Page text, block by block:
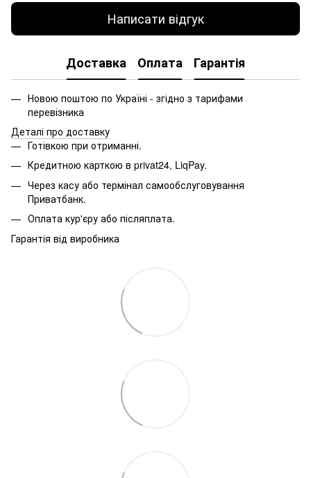
Написати відгук
Доставка Оплата Гарантія
Новою поштою по Україні - згідно з тарифами
перевізника
Деталі про доставку
Готівкою при отриманні.
Кредитною карткою в privat24, LiqPay.
Через касу або термінал самообслуговування
Приватбанк.
Оплата кур'єру або післяплата.
Гарантія від виробника